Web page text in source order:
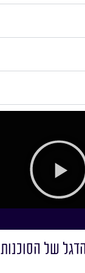
של הסוכנות